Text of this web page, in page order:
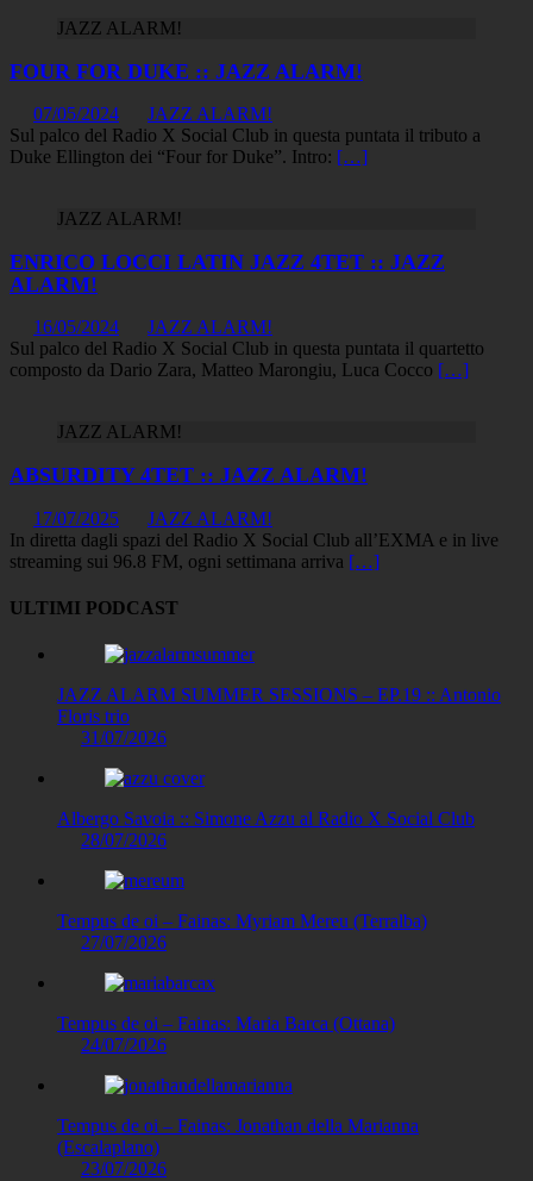
JAZZ ALARM!
FOUR FOR DUKE :: JAZZ ALARM!
07/05/2024
JAZZ ALARM!
Sul palco del Radio X Social Club in questa puntata il tributo a
Duke Ellington dei “Four for Duke”. Intro: […]
JAZZ ALARM!
ENRICO LOCCI LATIN JAZZ 4TET :: JAZZ
ALARM!
16/05/2024
JAZZ ALARM!
Sul palco del Radio X Social Club in questa puntata il quartetto
composto da Dario Zara, Matteo Marongiu, Luca Cocco […]
JAZZ ALARM!
ABSURDITY 4TET :: JAZZ ALARM!
17/07/2025
JAZZ ALARM!
In diretta dagli spazi del Radio X Social Club all’EXMA e in live
streaming sui 96.8 FM, ogni settimana arriva […]
ULTIMI PODCAST
JAZZ ALARM SUMMER SESSIONS – EP.19 :: Antonio
Floris trio
31/07/2026
Albergo Savoia :: Simone Azzu al Radio X Social Club
28/07/2026
Tempus de oi – Fainas: Myriam Mereu (Terralba)
27/07/2026
Tempus de oi – Fainas: Maria Barca (Ottana)
24/07/2026
Tempus de oi – Fainas: Jonathan della Marianna
(Escalaplano)
23/07/2026